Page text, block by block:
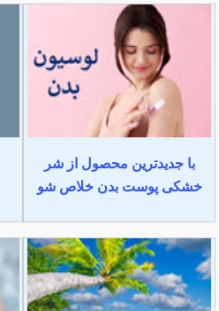
با جدیدترین محصول از شر
خشکی پوست بدن خلاص شو